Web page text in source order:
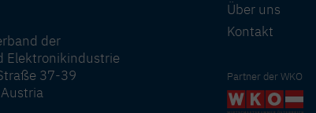
der
Elektronikindustrie
37-39
Über uns
Kontakt
Partner der WKO